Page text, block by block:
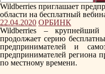
Wildberries приглашает
области на бесплатный
22.04.2020 ОРБИНК
Wildberries – крупнейший
продолжает серию
предпринимателей и
предпринимателей региона
по местному времени.